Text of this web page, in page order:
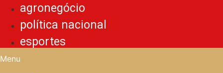
agronegócio
política nacional
esportes
Menu